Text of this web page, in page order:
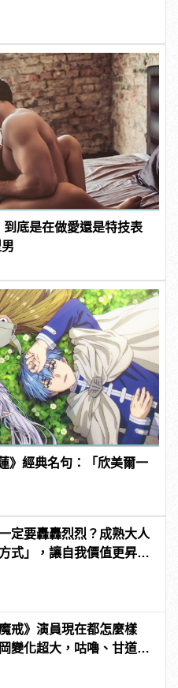
底是在做愛還是特技表
》經典名句：「欣美爾一
定要轟轟烈烈？成熟大人
式」，讓自我價值更昇
戒》演員現在都怎麼樣
變化超大，咕嚕、甘道